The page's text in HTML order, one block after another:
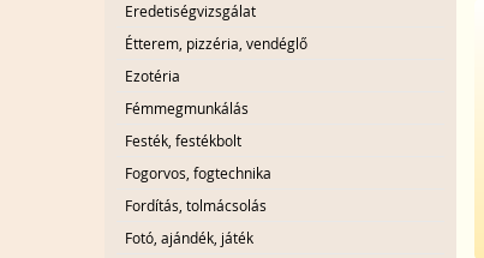
Eredetiségvizsgálat
Étterem, pizzéria, vendéglő
Ezotéria
Fémmegmunkálás
Festék, festékbolt
Fogorvos, fogtechnika
Fordítás, tolmácsolás
Fotó, ajándék, játék